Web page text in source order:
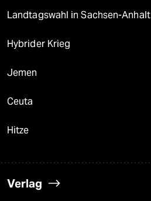
Landtagswahl in Sachsen-Anhalt
Hybrider Krieg
Jemen
Ceuta
Hitze
Verlag